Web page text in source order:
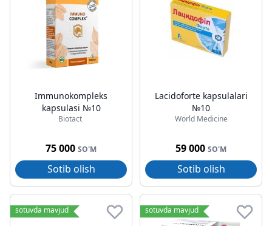
Immunokompleks
kapsulasi №10
Biotact
75 000 SO'M
Sotib olish
Lacidoforte kapsulalari
№10
World Medicine
59 000 SO'M
Sotib olish
sotuvda mavjud sotuvda mavjud